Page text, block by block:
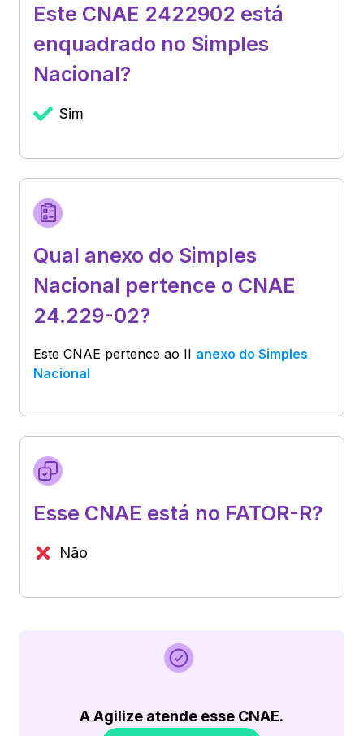
Este CNAE 2422902 está
enquadrado no Simples
Nacional?
Sim
Qual anexo do Simples
Nacional pertence o CNAE
24.229-02?
Este CNAE pertence ao II anexo do Simples
Nacional
Esse CNAE está no FATOR-R?
Não
A Agilize atende esse CNAE.